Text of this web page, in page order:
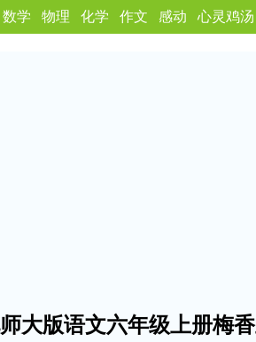
数学 物理 化学 作文 感动 心灵鸡汤
大版语文六年级上册梅